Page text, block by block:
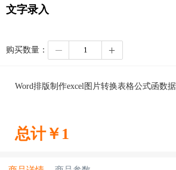
文字录入
购买数量：
Word排版制作excel图片转换表格公式函数
总计￥ 1